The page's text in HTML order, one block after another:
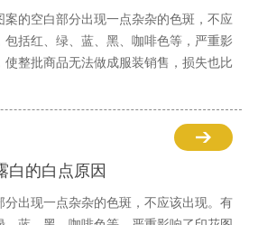
案的空白部分出现一点杂杂的色斑，不应
包括红、绿、蓝、黑、咖啡色等，严重影
使整批商品无法做成服装销售，损失也比
白的白点原因
分出现一点杂杂的色斑，不应该出现。有